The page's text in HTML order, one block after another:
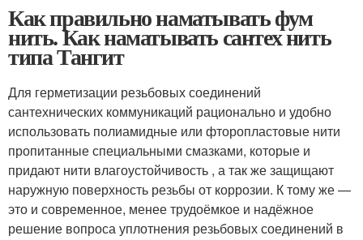
Как правильно наматывать фум
нить. Как наматывать сантех нить
типа Тангит
Для герметизации резьбовых соединений
сантехнических коммуникаций рационально и удобно
использовать полиамидные или фторопластовые нити
пропитанные специальными смазками, которые и
придают нити влагоустойчивость , а так же защищают
наружную поверхность резьбы от коррозии. К тому же —
это и современное, менее трудоёмкое и надёжное
решение вопроса уплотнения резьбовых соединений в